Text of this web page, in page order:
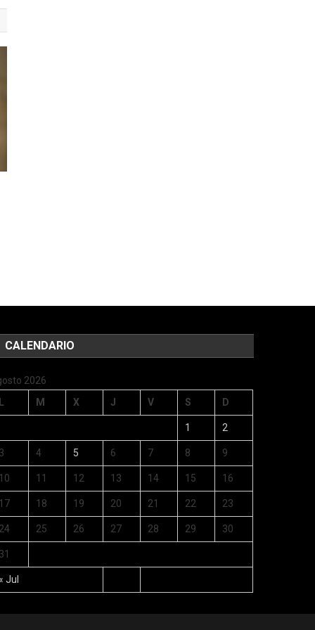
CALENDARIO
2026
M X J V S D
Jul
1 2
4 5 6 7 8 9
11 12 13 14 15 16
18 19 20 21 22 23
25 26 27 28 29 30